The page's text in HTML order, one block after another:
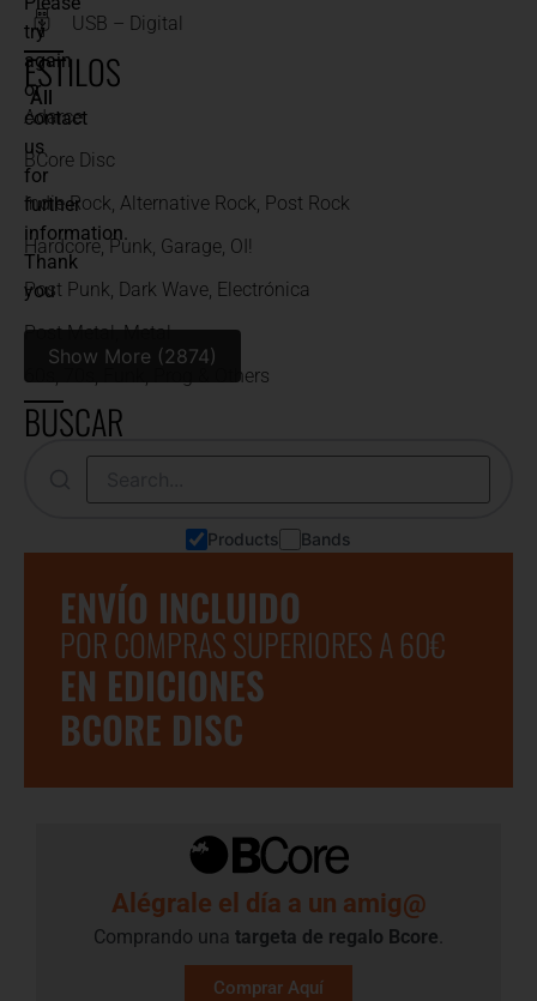
USB – Digital
ESTILOS
All
Adarce
BCore Disc
Indie Rock, Alternative Rock, Post Rock
Hardcore, Punk, Garage, OI!
Post Punk, Dark Wave, Electrónica
Post Metal, Metal
60s, 70s, Funk, Prog & Others
BUSCAR
Products Bands
ENVÍO INCLUIDO
POR COMPRAS SUPERIORES A 60€
EN EDICIONES
BCORE DISC
Alégrale el día a un amig@
Comprando una targeta de regalo​ Bcore.
Comprar Aquí
try
again
or
contact
us
for
further
information.
Thank
you
Show More (2874)